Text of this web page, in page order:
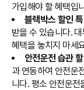
가입해야 할 혜택입
블랙박스 할인
받을 수 있습니다.
혜택을 놓치지 마세
안전운전 습관
과 연동하여 안전운
니다. 평소 안전운전